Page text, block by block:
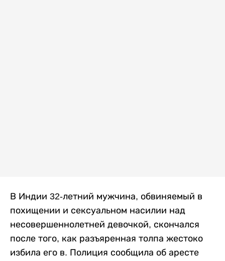
В Индии 32-летний мужчина, обвиняемый в
похищении и сексуальном насилии над
несовершеннолетней девочкой, скончался
после того, как разъяренная толпа жестоко
избила его в. Полиция сообщила об аресте